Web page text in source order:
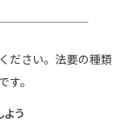
ださい。法要の種類
。
う